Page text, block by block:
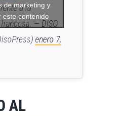
a la
— DISO
enero 7,
de marketing y
este contenido
AL